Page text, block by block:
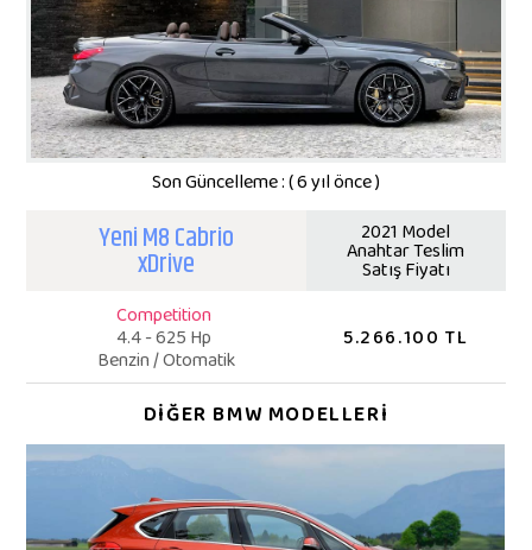
Son Güncelleme : ( 6 yıl önce )
Yeni M8 Cabrio
xDrive
2021 Model
Anahtar Teslim
Satış Fiyatı
Competition
4.4 - 625 Hp
Benzin / Otomatik
5.266.100 TL
DİĞER BMW MODELLERİ